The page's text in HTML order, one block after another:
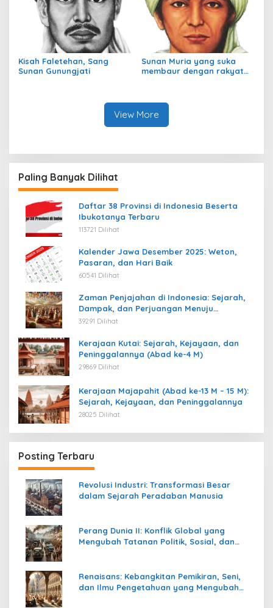
Kisah Faletehan, Sang
Sunan Gunungjati
Sunan Muria yang suka
membaur dengan rakyat
View More
Paling Banyak Dilihat
Daftar 38 Provinsi di Indonesia Beserta
Ibukotanya Terbaru
113721 Dilihat
Kalender Jawa Desember 2025: Weton,
Pasaran, dan Hari Baik
60541 Dilihat
Zaman Penjajahan di Indonesia: Sejarah,
Dampak, dan Perjuangan Menuju
Kemerdekaan
39291 Dilihat
Kerajaan Kutai: Sejarah, Kejayaan, dan
Peninggalannya (Abad ke-4 M)
29869 Dilihat
Kerajaan Majapahit (Abad ke-13 M – 15 M):
Sejarah, Kejayaan, dan Peninggalannya
28025 Dilihat
Posting Terbaru
Revolusi Industri: Transformasi Besar
dalam Sejarah Peradaban Manusia
Perang Dunia II: Konflik Global yang
Mengubah Tatanan Politik, Sosial, dan
Renaisans: Kebangkitan Pemikiran, Seni,
dan Ilmu Pengetahuan yang Mengubah